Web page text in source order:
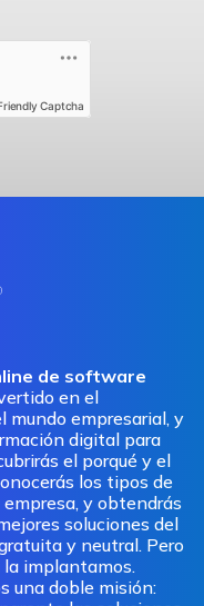
Captcha
de software
en el
mundo empresarial, y
digital para
el porqué y el
los tipos de
y obtendrás
soluciones del
y neutral. Pero
implantamos.
una doble misión: